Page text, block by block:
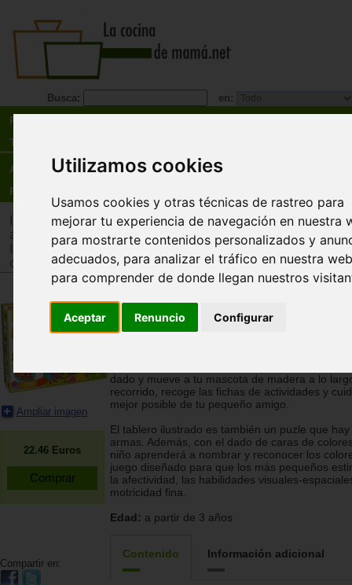
Utilizamos cookies
Usamos cookies y otras técnicas de rastreo para
mejorar tu experiencia de navegación en nuestra
para mostrarte contenidos personalizados y
adecuados, para analizar el tráfico en nuestra
para comprender de donde llegan nuestros
Aceptar Renuncio Configurar
Busca: en:
Recetas
Tienda
Actualidad
Registro
>Tienda>Juguetes infantiles>Juguetes por edad>
años
>Tienda>Juguetes infantiles> Juguetes por tipo >
cooperativos
Ampliar imagen
22.46 Euros
Compartir en:
I Love Pets (Me encantan las
mascotas)
dado y mueve a tu mascota de madera a lo
recorrido, recoge las fichas de actividades y
mejor posible de tu pequeño amigo.
El tablero ilustrado es también un puzle que
armas. Además, con el dado de caras de
niño aprenderá a nombrar y reconocer los
juego diseñado para que los más pequeños
la afectividad, las habilidades visuales-
motricidad fina.
Edad: a partir de 3 años
Contenido Información adicional